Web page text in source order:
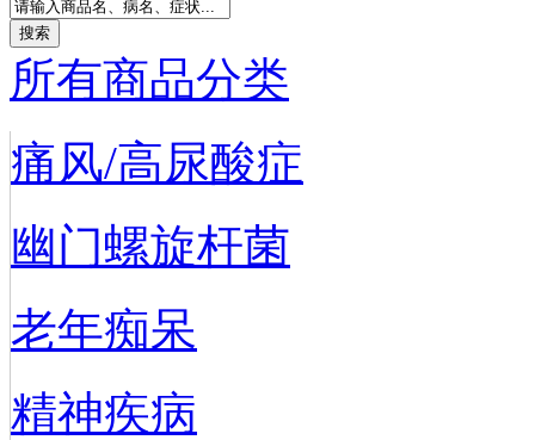
所有商品分类
痛风/高尿酸症
幽门螺旋杆菌
老年痴呆
精神疾病